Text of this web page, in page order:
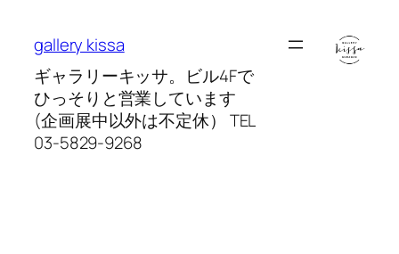
gallery kissa
ギャラリーキッサ。ビル4Fで
ひっそりと営業しています
(企画展中以外は不定休） TEL
03-5829-9268